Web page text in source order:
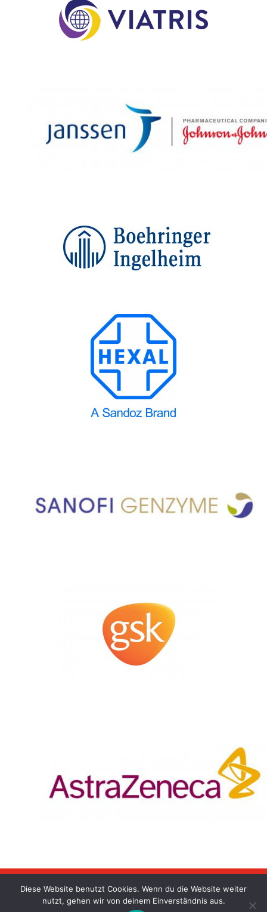
© BDRh Service GmbH 2025 |Impressum|
Diese Website benutzt Cookies. Wenn du die Website weiter
nutzt, gehen wir von deinem Einverständnis aus.